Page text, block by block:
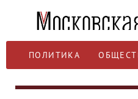
ПОЛИТИКА